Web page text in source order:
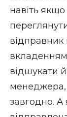
навіть
відшукати
менеджера,
завгодно. А